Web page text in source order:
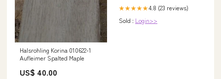
Halsrohling Korina 010622-1
Aufleimer Spalted Maple
US$ 40.00
★★★★★4.8 (23 reviews)
Sold : Login>>